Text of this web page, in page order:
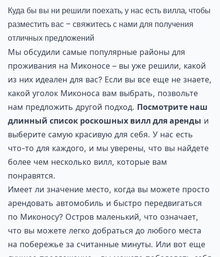
Куда бы вы ни решили поехать, у нас есть вилла, чтобы
разместить вас – свяжитесь с нами для получения
отличных предложений
Мы обсудили самые популярные районы для
проживания на Миконосе – вы уже решили, какой
из них идеален для вас? Если вы все еще не знаете,
какой уголок Миконоса вам выбрать, позвольте
нам предложить другой подход. Посмотрите наш
длинный список роскошных вилл для аренды и
выберите самую красивую для себя. У нас есть
что-то для каждого, и мы уверены, что вы найдете
более чем несколько вилл, которые вам
понравятся.
Имеет ли значение место, когда вы можете просто
арендовать автомобиль и быстро передвигаться
по Миконосу? Остров маленький, что означает,
что вы можете легко добраться до любого места
на побережье за считанные минуты. Или вот еще